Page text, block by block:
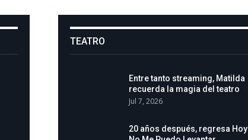
TEATRO
Entre tanto streaming, Matilda
recuerda la magia del teatro
Jul 7, 2026
20 años después, regresa Hoy